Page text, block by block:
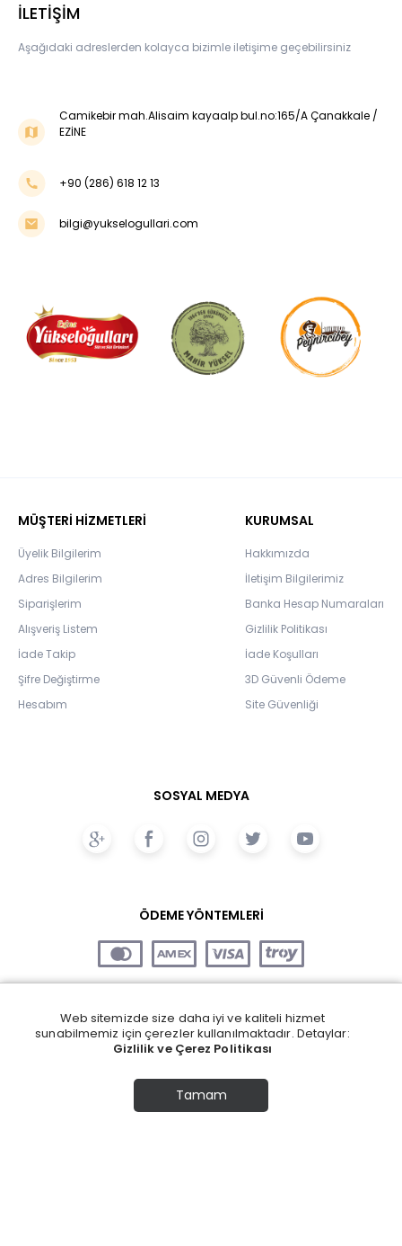
İLETİŞİM
Aşağıdaki adreslerden kolayca bizimle iletişime geçebilirsiniz
Camikebir mah.Alisaim kayaalp bul.no:165/A Çanakkale /
EZİNE
+90 (286) 618 12 13
bilgi@yukselogullari.com
MÜŞTERİ HİZMETLERİ
Üyelik Bilgilerim
Adres Bilgilerim
Siparişlerim
Alışveriş Listem
İade Takip
Şifre Değiştirme
Hesabım
KURUMSAL
Hakkımızda
İletişim Bilgilerimiz
Banka Hesap Numaraları
Gizlilik Politikası
İade Koşulları
3D Güvenli Ödeme
Site Güvenliği
SOSYAL MEDYA
ÖDEME YÖNTEMLERİ
Web sitemizde size daha iyi ve kaliteli hizmet
sunabilmemiz için çerezler kullanılmaktadır. Detaylar:
Gizlilik ve Çerez Politikası
Tamam